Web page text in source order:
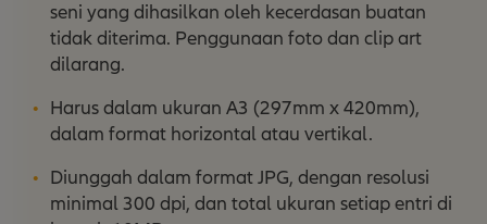
seni yang dihasilkan oleh kecerdasan buatan
tidak diterima. Penggunaan foto dan clip art
dilarang.
Harus dalam ukuran A3 (297mm x 420mm),
dalam format horizontal atau vertikal.
Diunggah dalam format JPG, dengan resolusi
minimal 300 dpi, dan total ukuran setiap entri di